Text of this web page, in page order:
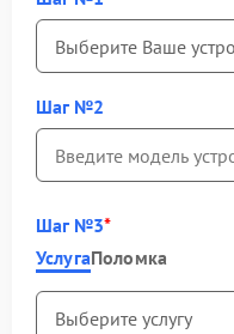
Шаг №2
Шаг №3
УслугаПоломка